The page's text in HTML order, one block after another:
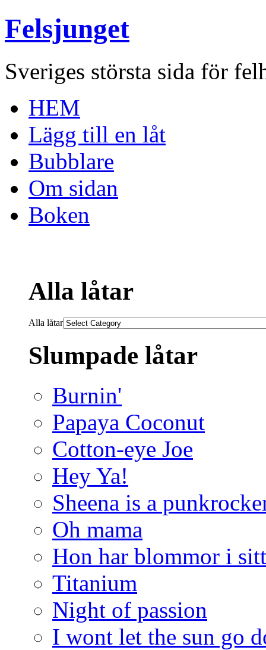
Felsjunget
Sveriges största sida för
HEM
Lägg till en låt
Bubblare
Om sidan
Boken
Alla låtar
Alla låtar
Slumpade låtar
Burnin'
Papaya Coconut
Cotton-eye Joe
Hey Ya!
Sheena is a
Oh mama
Hon har blommor i
Titanium
Night of passion
I wont let the sun go